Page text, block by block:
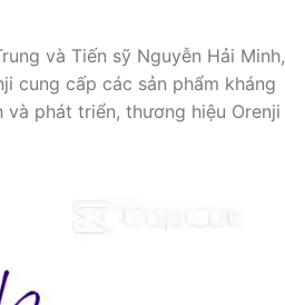
và Tiến sỹ Nguyễn Hải Minh,
cung cấp các sản phẩm kháng
phát triển, thương hiệu Orenji